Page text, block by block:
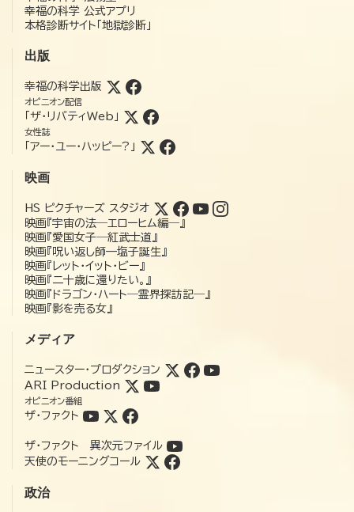
幸福の科学 公式アプリ
本格診断サイト「地獄診断」
出版
幸福の科学出版
オピニオン配信
「ザ・リバティWeb」
女性誌
「アー・ユー・ハッピー?」
映画
HS ピクチャーズ スタジオ
映画『宇宙の法―エローヒム編―』
映画『愛国女子―紅武士道』
映画『呪い返し師—塩子誕生』
映画『レット・イット・ビー』
映画『二十歳に還りたい。』
映画『ドラゴン・ハート―霊界探訪記―』
映画『影を売る女』
メディア
ニュースター・プロダクション
ARI Production
オピニオン番組
ザ・ファクト
ザ・ファクト 異次元ファイル
天使のモーニングコール
政治